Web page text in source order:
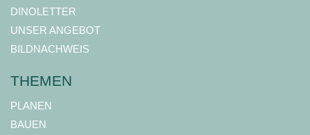
DINOLETTER
UNSER ANGEBOT
BILDNACHWEIS
THEMEN
PLANEN
BAUEN